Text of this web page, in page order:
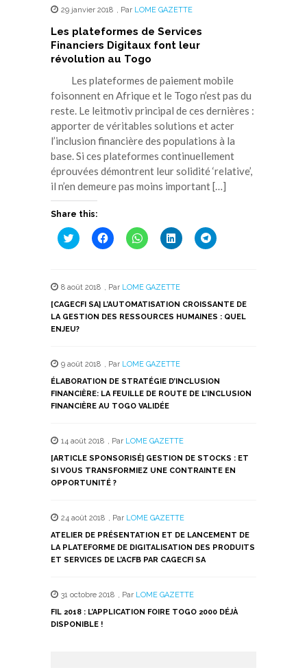
29 janvier 2018 , Par LOME GAZETTE
Les plateformes de Services
Financiers Digitaux font leur
révolution au Togo
Les plateformes de paiement mobile
foisonnent en Afrique et le Togo n’est pas du
reste. Le leitmotiv principal de ces dernières :
apporter de véritables solutions et acter
l’inclusion financière des populations à la
base. Si ces plateformes continuellement
éprouvées démontrent leur solidité ‘relative’,
il n’en demeure pas moins important […]
Share this:
Cliquez
pour
une
nouvelle
fenêtre)
Cliquez
pour
une
nouvelle
fenêtre)
Cliquez
pour
une
nouvelle
fenêtre)
Cliquez
pour
une
nouvelle
fenêtre)
Cliquez
pour
nouvelle
fenêtre)
8 août 2018 , Par LOME GAZETTE
[CAGECFI SA] L’AUTOMATISATION CROISSANTE DE
LA GESTION DES RESSOURCES HUMAINES : QUEL
ENJEU?
9 août 2018 , Par LOME GAZETTE
ÉLABORATION DE STRATÉGIE D’INCLUSION
FINANCIÈRE: LA FEUILLE DE ROUTE DE L’INCLUSION
FINANCIÈRE AU TOGO VALIDÉE
14 août 2018 , Par LOME GAZETTE
[ARTICLE SPONSORISÉ] GESTION DE STOCKS : ET
SI VOUS TRANSFORMIEZ UNE CONTRAINTE EN
OPPORTUNITÉ ?
24 août 2018 , Par LOME GAZETTE
ATELIER DE PRÉSENTATION ET DE LANCEMENT DE
LA PLATEFORME DE DIGITALISATION DES PRODUITS
ET SERVICES DE L’ACFB PAR CAGECFI SA
31 octobre 2018 , Par LOME GAZETTE
FIL 2018 : L’APPLICATION FOIRE TOGO 2000 DÉJÀ
DISPONIBLE !